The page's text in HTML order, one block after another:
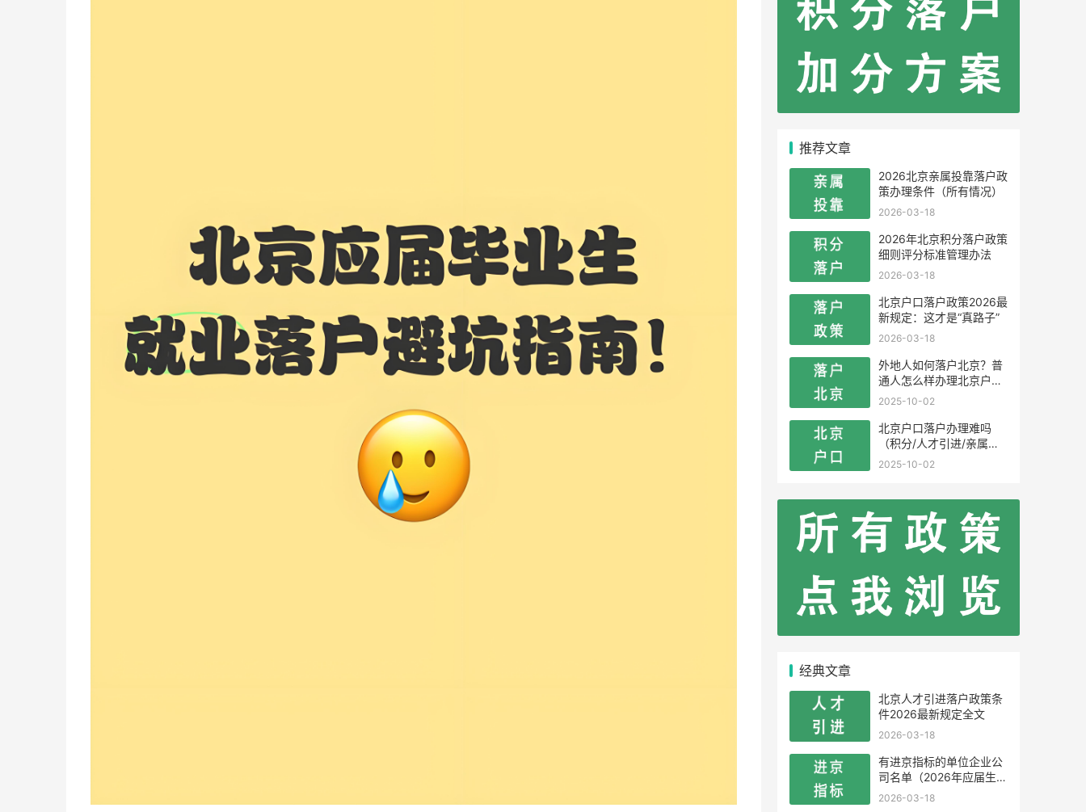
推荐文章
2026北京亲属投靠落户政
策办理条件（所有情况）
2026-03-18
2026年北京积分落户政策
细则评分标准管理办法
2026-03-18
北京户口落户政策2026最
新规定：这才是“真路子”
2026-03-18
外地人如何落户北京？普
通人怎么样办理北京户
口？
2025-10-02
北京户口落户办理难吗
（积分/人才引进/亲属投
靠）
2025-10-02
经典文章
北京人才引进落户政策条
件2026最新规定全文
2026-03-18
有进京指标的单位企业公
司名单（2026年应届生留
学生）
2026-03-18